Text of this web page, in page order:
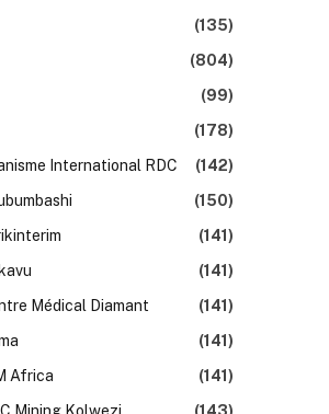
(135)
(804)
(99)
(178)
International RDC
(142)
(150)
(141)
(141)
Médical Diamant
(141)
(141)
Africa
(141)
Mining Kolwezi
(143)